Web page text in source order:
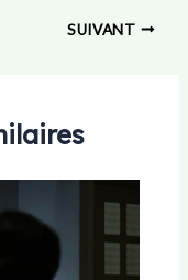
SUIVANT